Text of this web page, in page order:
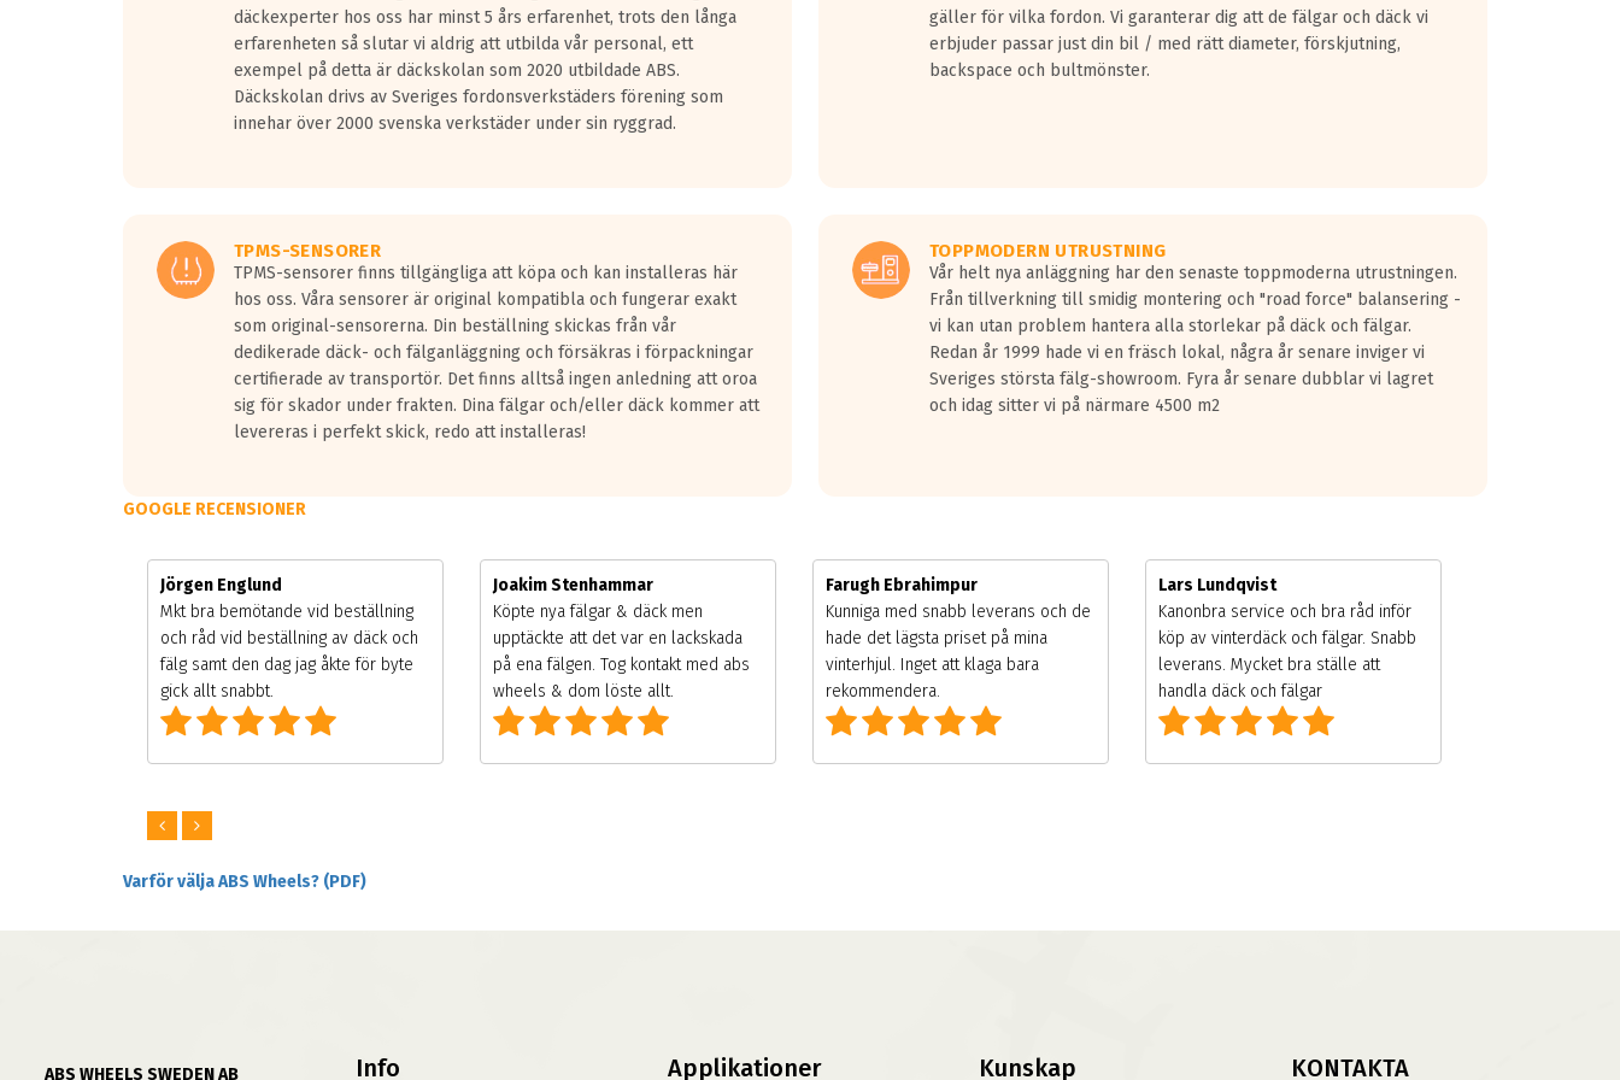
däckexperter hos oss har minst 5 års erfarenhet, trots den långa
erfarenheten så slutar vi aldrig att utbilda vår personal, ett
exempel på detta är däckskolan som 2020 utbildade ABS.
Däckskolan drivs av Sveriges fordonsverkstäders förening som
innehar över 2000 svenska verkstäder under sin ryggrad.
gäller för vilka fordon. Vi garanterar dig att de fälgar och däck vi
erbjuder passar just din bil / med rätt diameter, förskjutning,
backspace och bultmönster.
TPMS-SENSORER
TPMS-sensorer finns tillgängliga att köpa och kan installeras här
hos oss. Våra sensorer är original kompatibla och fungerar exakt
som original-sensorerna. Din beställning skickas från vår
dedikerade däck- och fälganläggning och försäkras i förpackningar
certifierade av transportör. Det finns alltså ingen anledning att oroa
sig för skador under frakten. Dina fälgar och/eller däck kommer att
levereras i perfekt skick, redo att installeras!
TOPPMODERN UTRUSTNING
Vår helt nya anläggning har den senaste toppmoderna utrustningen.
Från tillverkning till smidig montering och "road force" balansering -
vi kan utan problem hantera alla storlekar på däck och fälgar.
Redan år 1999 hade vi en fräsch lokal, några år senare inviger vi
Sveriges största fälg-showroom. Fyra år senare dubblar vi lagret
och idag sitter vi på närmare 4500 m2
GOOGLE RECENSIONER
Jörgen Englund
Mkt bra bemötande vid beställning
och råd vid beställning av däck och
fälg samt den dag jag åkte för byte
gick allt snabbt.
Joakim Stenhammar
Köpte nya fälgar & däck men
upptäckte att det var en lackskada
på ena fälgen. Tog kontakt med abs
wheels & dom löste allt.
Farugh Ebrahimpur
Kunniga med snabb leverans och de
hade det lägsta priset på mina
vinterhjul. Inget att klaga bara
rekommendera.
Lars Lundqvist
Kanonbra service och bra råd inför
köp av vinterdäck och fälgar. Snabb
leverans. Mycket bra ställe att
handla däck och fälgar
Varför välja ABS Wheels? (PDF)
ABS WHEELS SWEDEN AB Info Applikationer Kunskap KONTAKTA